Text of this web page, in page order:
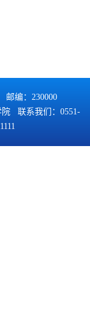
编：230000
院 联系我们：0551-